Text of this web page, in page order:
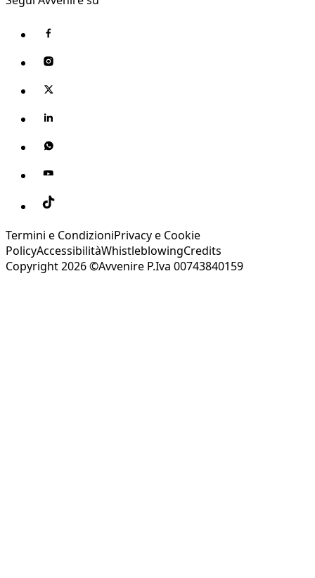
Termini e CondizioniPrivacy e Cookie
PolicyAccessibilitàWhistleblowingCredits
Copyright 2026 ©Avvenire P.Iva 00743840159